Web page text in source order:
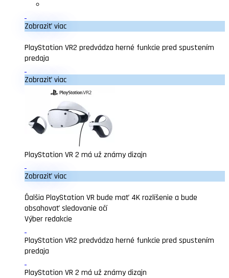
Zobraziť viac
PlayStation VR2 predvádza herné funkcie pred spustením
predaja
Zobraziť viac
PlayStation VR 2 má už známy dizajn
Zobraziť viac
Ďalšia PlayStation VR bude mať 4K rozlíšenie a bude
obsahovať sledovanie očí
Výber redakcie
PlayStation VR2 predvádza herné funkcie pred spustením
predaja
PlayStation VR 2 má už známy dizajn